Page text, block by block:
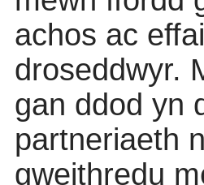
achos ac
droseddwyr.
gan ddod yn
partneriaeth
gweithredu